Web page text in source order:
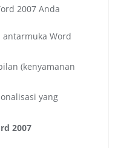
antarmuka Word
(kenyamanan
yang
2007